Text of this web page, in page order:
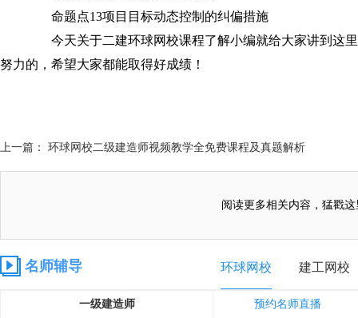
命题点13项目目标动态控制的纠偏措施
今天关于二建环球网校课程了解小编就给大家讲到这
努力的，希望大家都能取得好成绩！
上一篇： 环球网校二级建造师视频教学全免费课程及真题解析
阅读更多相关内容，猛戳这
名师辅导 环球网校 建工网校
一级建造师 预约名师直播